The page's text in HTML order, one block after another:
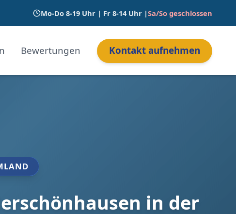
Mo-Do 8-19 Uhr | Fr 8-14 Uhr |Sa/So geschlossen
Bewertungen Kontakt aufnehmen
in der